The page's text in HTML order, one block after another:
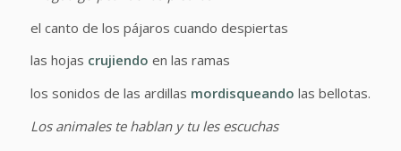
el canto de los pájaros cuando despiertas
las hojas crujiendo en las ramas
los sonidos de las ardillas mordisqueando las bellotas.
Los animales te hablan y tu les escuchas